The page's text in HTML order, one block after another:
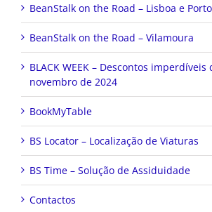
BeanStalk on the Road – Lisboa e Porto
BeanStalk on the Road – Vilamoura
BLACK WEEK – Descontos imperdíveis
novembro de 2024
BookMyTable
BS Locator – Localização de Viaturas
BS Time – Solução de Assiduidade
Contactos